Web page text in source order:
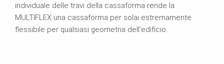
individuale delle travi della cassaforma rende la
MULTIFLEX una cassaforma per solai estremamente
flessibile per qualsiasi geometria dell'edificio.